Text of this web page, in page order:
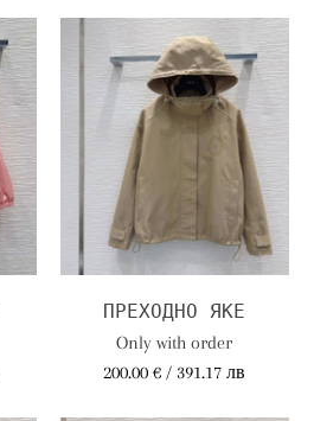
ПРЕХОДНО ЯКЕ
Only with order
200.00 € / 391.17 лв